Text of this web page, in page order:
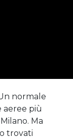
normale
più
Ma
trovati